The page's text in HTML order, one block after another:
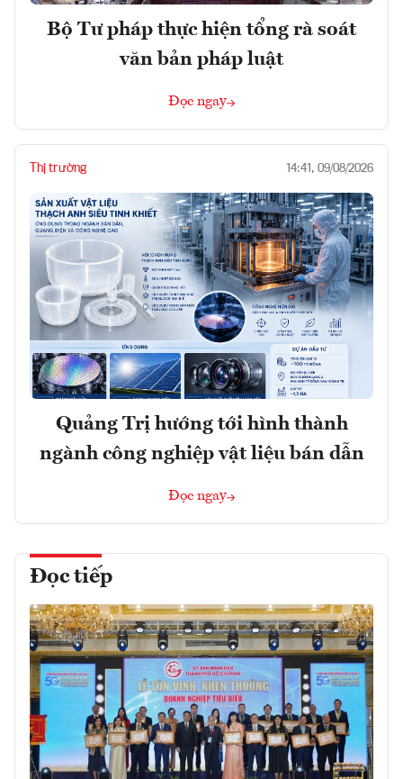
Bộ Tư pháp thực hiện tổng rà soát
văn bản pháp luật
Đọc ngay
Thị trường 14:41, 09/08/2026
Quảng Trị hướng tới hình thành
ngành công nghiệp vật liệu bán dẫn
Đọc ngay
Đọc tiếp